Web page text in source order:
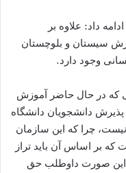
داد: علاوه بر
سیستان و بلوچستان
که در حال حاضر آموزش
دانشجویان دانشگاه
چرا که این سازمان
که بر اساس آن باید تراز
برسد و در غیر این صورت داوطلب حق